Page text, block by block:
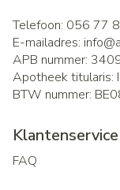
Telefoon: 056 77
E-mailadres: info@
APB nummer:
Apotheek titularis:
BTW nummer:
Klantenservice
FAQ